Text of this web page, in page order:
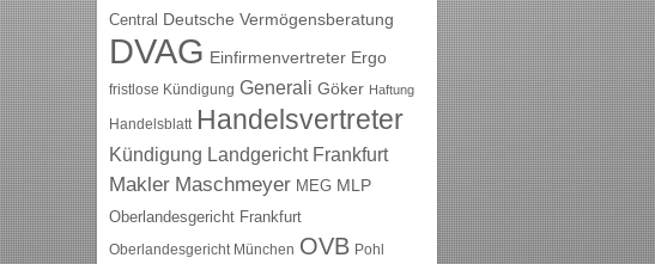
Central Deutsche Vermögensberatung
DVAG Einfirmenvertreter Ergo
fristlose Kündigung Generali Göker Haftung
Handelsblatt Handelsvertreter
Kündigung Landgericht Frankfurt
Makler Maschmeyer MEG MLP
Oberlandesgericht Frankfurt
Oberlandesgericht München OVB Pohl